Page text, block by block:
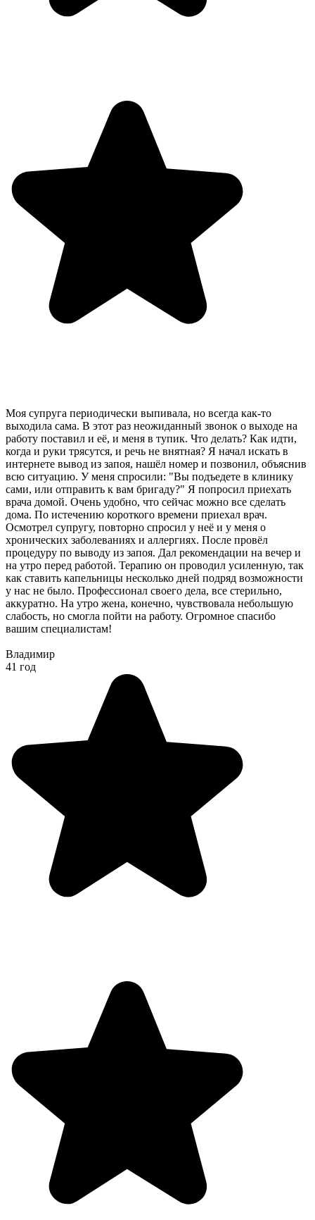
Моя супруга периодически выпивала, но всегда как-то
выходила сама. В этот раз неожиданный звонок о выходе на
работу поставил и её, и меня в тупик. Что делать? Как идти,
когда и руки трясутся, и речь не внятная? Я начал искать в
интернете вывод из запоя, нашёл номер и позвонил, объяснив
всю ситуацию. У меня спросили: "Вы подъедете в клинику
сами, или отправить к вам бригаду?" Я попросил приехать
врача домой. Очень удобно, что сейчас можно все сделать
дома. По истечению короткого времени приехал врач.
Осмотрел супругу, повторно спросил у неё и у меня о
хронических заболеваниях и аллергиях. После провёл
процедуру по выводу из запоя. Дал рекомендации на вечер и
на утро перед работой. Терапию он проводил усиленную, так
как ставить капельницы несколько дней подряд возможности
у нас не было. Профессионал своего дела, все стерильно,
аккуратно. На утро жена, конечно, чувствовала небольшую
слабость, но смогла пойти на работу. Огромное спасибо
вашим специалистам!
Владимир
41 год